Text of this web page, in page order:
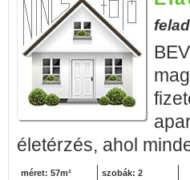
életérzés, ahol
méret: 57m² szobák: 2